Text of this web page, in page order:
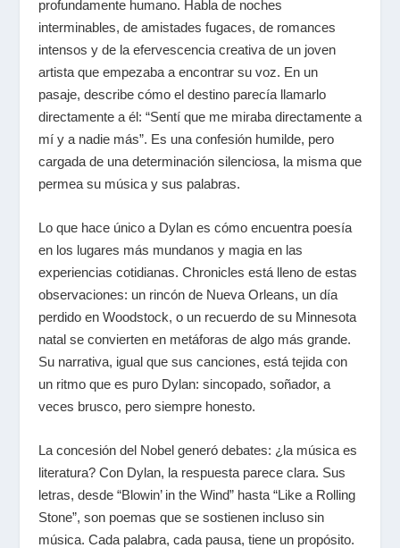
profundamente humano. Habla de noches
interminables, de amistades fugaces, de romances
intensos y de la efervescencia creativa de un joven
artista que empezaba a encontrar su voz. En un
pasaje, describe cómo el destino parecía llamarlo
directamente a él: “Sentí que me miraba directamente a
mí y a nadie más”. Es una confesión humilde, pero
cargada de una determinación silenciosa, la misma que
permea su música y sus palabras.
Lo que hace único a Dylan es cómo encuentra poesía
en los lugares más mundanos y magia en las
experiencias cotidianas. Chronicles está lleno de estas
observaciones: un rincón de Nueva Orleans, un día
perdido en Woodstock, o un recuerdo de su Minnesota
natal se convierten en metáforas de algo más grande.
Su narrativa, igual que sus canciones, está tejida con
un ritmo que es puro Dylan: sincopado, soñador, a
veces brusco, pero siempre honesto.
La concesión del Nobel generó debates: ¿la música es
literatura? Con Dylan, la respuesta parece clara. Sus
letras, desde “Blowin’ in the Wind” hasta “Like a Rolling
Stone”, son poemas que se sostienen incluso sin
música. Cada palabra, cada pausa, tiene un propósito.